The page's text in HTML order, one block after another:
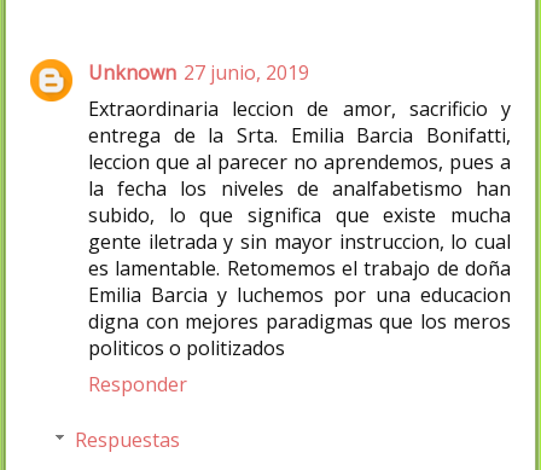
Unknown 27 junio, 2019
Extraordinaria leccion de amor, sacrificio y
entrega de la Srta. Emilia Barcia Bonifatti,
leccion que al parecer no aprendemos, pues a
la fecha los niveles de analfabetismo han
subido, lo que significa que existe mucha
gente iletrada y sin mayor instruccion, lo cual
es lamentable. Retomemos el trabajo de doña
Emilia Barcia y luchemos por una educacion
digna con mejores paradigmas que los meros
politicos o politizados
Responder
Respuestas